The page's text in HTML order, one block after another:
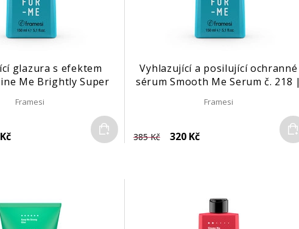
glazura s efektem
Me Brightly Super
Framesi
Do košíku
Vyhlazující a posilující ochranné
sérum Smooth Me Serum č. 218 |
Framesi
385 Kč 320 Kč